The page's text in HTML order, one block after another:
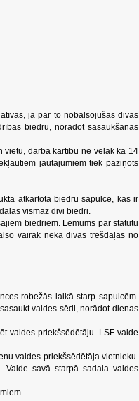
ja par to nobalsojušas divas
biedru, norādot sasaukšanas
vietu, darba kārtību ne vēlāk kā 14
jautājumiem tiek paziņots
atkārtota biedru sapulce, kas ir
vismaz divi biedri.
biedriem. Lēmums par statūtu
vairāk nekā divas trešdaļas no
robežās laikā starp sapulcēm.
valdes sēdi, norādot dienas
valdes priekšsēdētāju. LSF valde
valdes priekšsēdētāja vietnieku.
Valde savā starpā sadala valdes